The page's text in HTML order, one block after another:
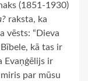
(1851-1930)
raksta, ka
vēsts: “Dieva
kā tas ir
Evaņģēlijs ir
par mūsu